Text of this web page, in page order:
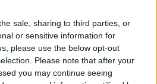
sale, sharing to third parties, or
or sensitive information for
please use the below opt-out
Please note that after your
you may continue seeing